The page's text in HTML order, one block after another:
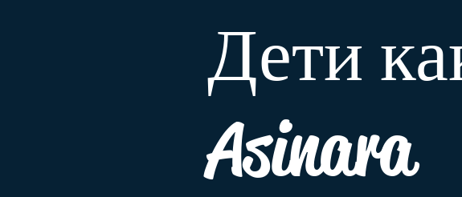
Дети
Asinara